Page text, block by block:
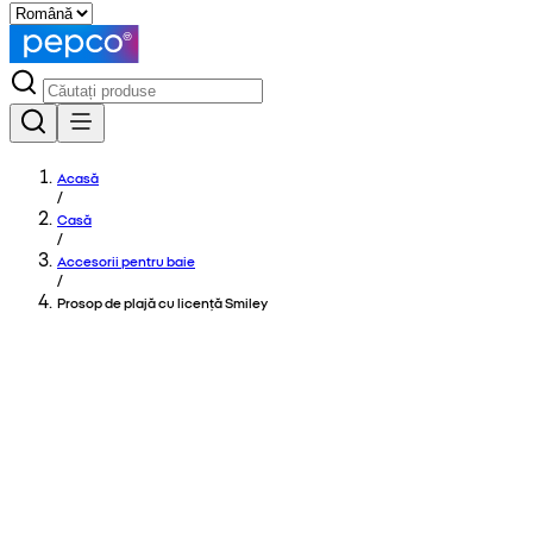
Acasă
/
Casă
/
Accesorii pentru baie
/
Prosop de plajă cu licență Smiley